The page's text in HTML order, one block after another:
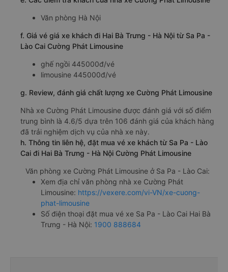
Văn phòng Hà Nội
f. Giá vé giá xe khách đi Hai Bà Trưng - Hà Nội từ Sa Pa -
Lào Cai Cường Phát Limousine
ghế ngồi 445000đ/vé
limousine 445000đ/vé
g. Review, đánh giá chất lượng xe Cường Phát Limousine
Nhà xe Cường Phát Limousine được đánh giá với số điểm
trung bình là 4.6/5 dựa trên 106 đánh giá của khách hàng
đã trải nghiệm dịch vụ của nhà xe này.
h. Thông tin liên hệ, đặt mua vé xe khách từ Sa Pa - Lào
Cai đi Hai Bà Trưng - Hà Nội Cường Phát Limousine
Văn phòng xe Cường Phát Limousine ở Sa Pa - Lào Cai:
Xem địa chỉ văn phòng nhà xe Cường Phát
Limousine: https://vexere.com/vi-VN/xe-cuong-
phat-limousine
Số điện thoại đặt mua vé xe Sa Pa - Lào Cai Hai Bà
Trưng - Hà Nội: 1900 888684